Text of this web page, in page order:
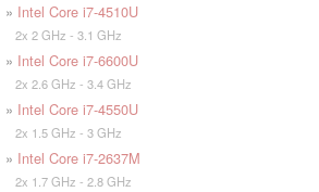
» Intel Core i7-4510U
2x 2 GHz - 3.1 GHz
» Intel Core i7-6600U
2x 2.6 GHz - 3.4 GHz
» Intel Core i7-4550U
2x 1.5 GHz - 3 GHz
» Intel Core i7-2637M
2x 1.7 GHz - 2.8 GHz